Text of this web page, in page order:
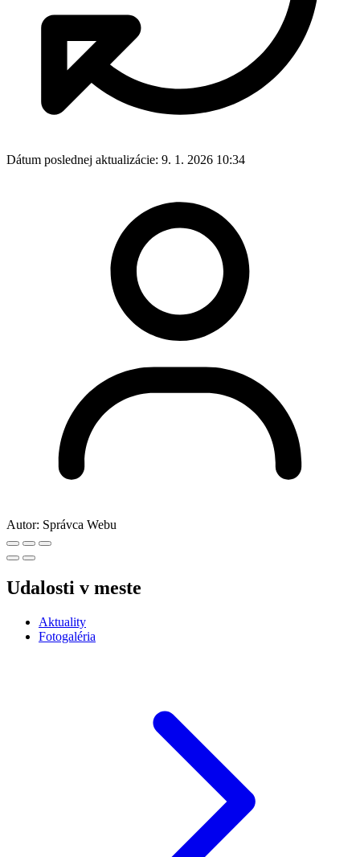
Dátum poslednej aktualizácie: 9. 1. 2026 10:34
Autor: Správca Webu
Udalosti v meste
Aktuality
Fotogaléria